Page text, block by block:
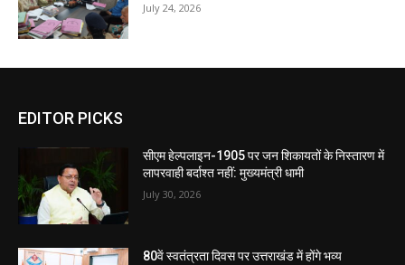
July 24, 2026
EDITOR PICKS
सीएम हेल्पलाइन-1905 पर जन शिकायतों के निस्तारण में
लापरवाही बर्दाश्त नहीं: मुख्यमंत्री धामी
July 30, 2026
80वें स्वतंत्रता दिवस पर उत्तराखंड में होंगे भव्य